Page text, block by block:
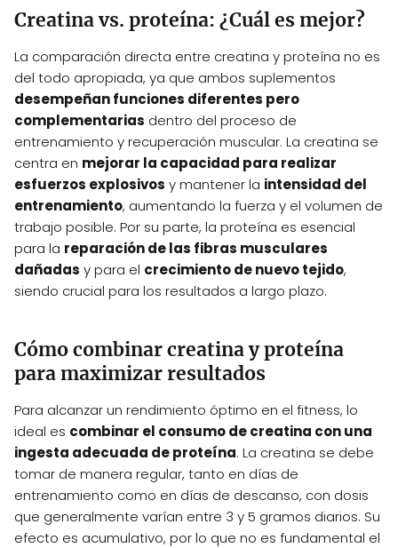
Creatina vs. proteína: ¿Cuál es mejor?
La comparación directa entre creatina y proteína no es
del todo apropiada, ya que ambos suplementos
desempeñan funciones diferentes pero
complementarias dentro del proceso de
entrenamiento y recuperación muscular. La creatina se
centra en mejorar la capacidad para realizar
esfuerzos explosivos y mantener la intensidad del
entrenamiento, aumentando la fuerza y el volumen de
trabajo posible. Por su parte, la proteína es esencial
para la reparación de las fibras musculares
dañadas y para el crecimiento de nuevo tejido,
siendo crucial para los resultados a largo plazo.
Cómo combinar creatina y proteína
para maximizar resultados
Para alcanzar un rendimiento óptimo en el fitness, lo
ideal es combinar el consumo de creatina con una
ingesta adecuada de proteína. La creatina se debe
tomar de manera regular, tanto en días de
entrenamiento como en días de descanso, con dosis
que generalmente varían entre 3 y 5 gramos diarios. Su
efecto es acumulativo, por lo que no es fundamental el